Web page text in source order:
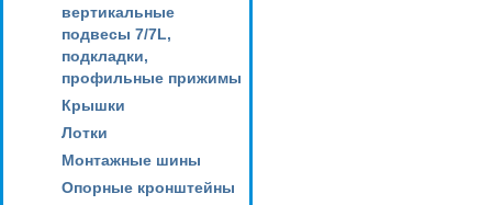
вертикальные
подвесы 7/7L,
подкладки,
профильные прижимы
Крышки
Лотки
Монтажные шины
Опорные кронштейны